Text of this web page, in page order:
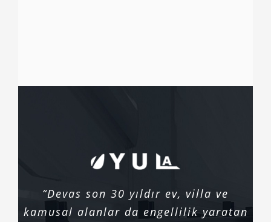
“Devas son 30 yıldır ev, villa ve
kamusal alanlar da engellilik yaratan